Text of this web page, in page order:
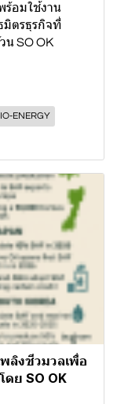
ร้อมใช้งาน
มิตรธุรกิจที่
SO OK
ENERGY
ลิงชีวมวลเพื่อ
ย SO OK